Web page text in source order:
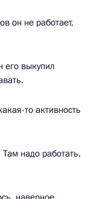
он не работает,
его выкупил
то активность
надо работать.